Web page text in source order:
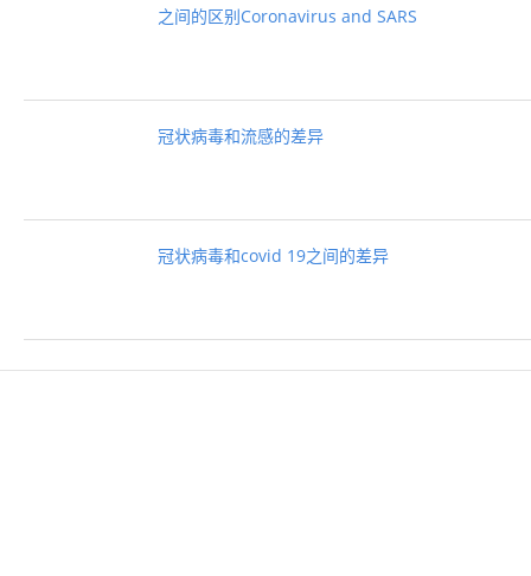
之间的区别Coronavirus and SARS
冠状病毒和流感的差异
冠状病毒和covid 19之间的差异